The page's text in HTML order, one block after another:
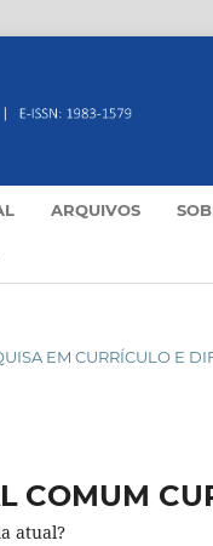
ARQUIVOS
EM CURRÍCULO E
COMUM
atual?